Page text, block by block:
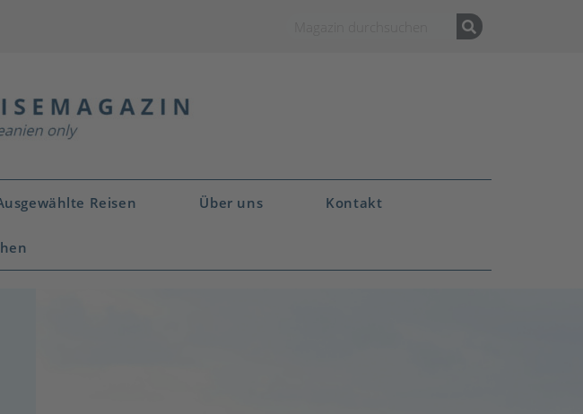
Reisen Über uns Kontakt